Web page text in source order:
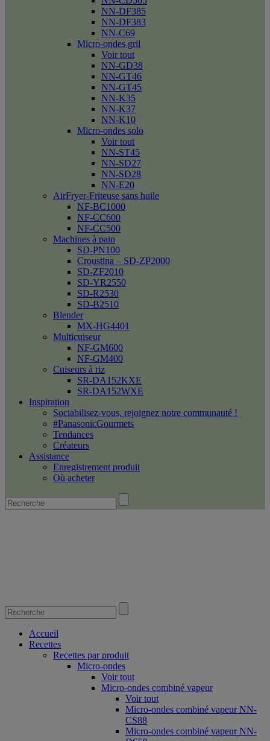
NN-DF385
NN-DF383
NN-C69
Micro-ondes gril
Voir tout
NN-GD38
NN-GT46
NN-GT45
NN-K35
NN-K37
NN-K10
Micro-ondes solo
Voir tout
NN-ST45
NN-SD27
NN-SD28
NN-E20
AirFryer-Friteuse sans huile
NF-BC1000
NF-CC600
NF-CC500
Machines à pain
SD-PN100
Croustina – SD-ZP2000
SD-ZF2010
SD-YR2550
SD-R2530
SD-B2510
Blender
MX-HG4401
Multicuiseur
NF-GM600
NF-GM400
Cuiseurs à riz
SR-DA152KXE
SR-DA152WXE
Inspiration
Sociabilisez-vous, rejoignez notre communauté !
#PanasonicGourmets
Tendances
Créateurs
Assistance
Enregistrement produit
Où acheter
Accueil
Recettes
Recettes par produit
Micro-ondes
Voir tout
Micro-ondes combiné vapeur
Voir tout
Micro-ondes combiné vapeur NN-
CS88
Micro-ondes combiné vapeur NN-